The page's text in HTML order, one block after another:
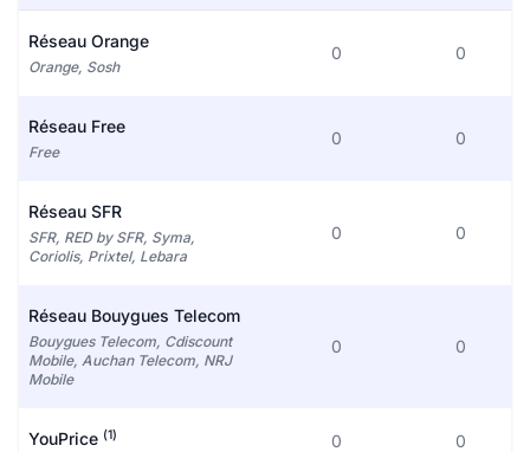
Réseau Orange
Orange, Sosh
0 0
Réseau Free
Free
0 0
Réseau SFR
SFR, RED by SFR, Syma,
Coriolis, Prixtel, Lebara
0 0
Réseau Bouygues Telecom
Bouygues Telecom, Cdiscount
Mobile, Auchan Telecom, NRJ
Mobile
0 0
YouPrice (1) 0 0